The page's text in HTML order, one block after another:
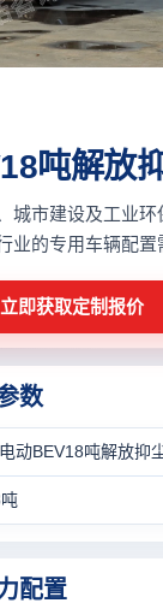
吨解放
城市建设及工业环
业的专用车辆配置
立即获取定制报价
数
动BEV18吨解放抑
配置